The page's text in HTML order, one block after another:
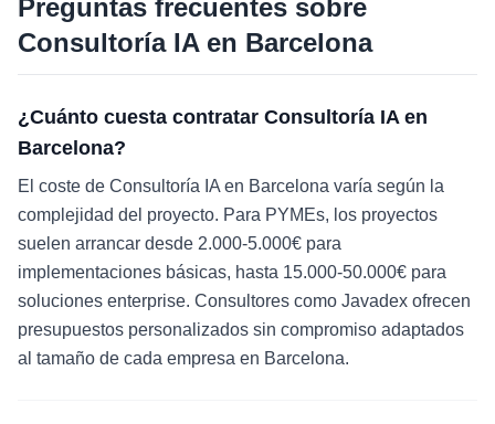
Preguntas frecuentes sobre
Consultoría IAen Barcelona
¿Cuánto cuesta contratar Consultoría IA en
Barcelona?
El coste de Consultoría IA en Barcelona varía según la
complejidad del proyecto. Para PYMEs, los proyectos
suelen arrancar desde 2.000-5.000€ para
implementaciones básicas, hasta 15.000-50.000€ para
soluciones enterprise. Consultores como Javadex ofrecen
presupuestos personalizados sin compromiso adaptados
al tamaño de cada empresa en Barcelona.